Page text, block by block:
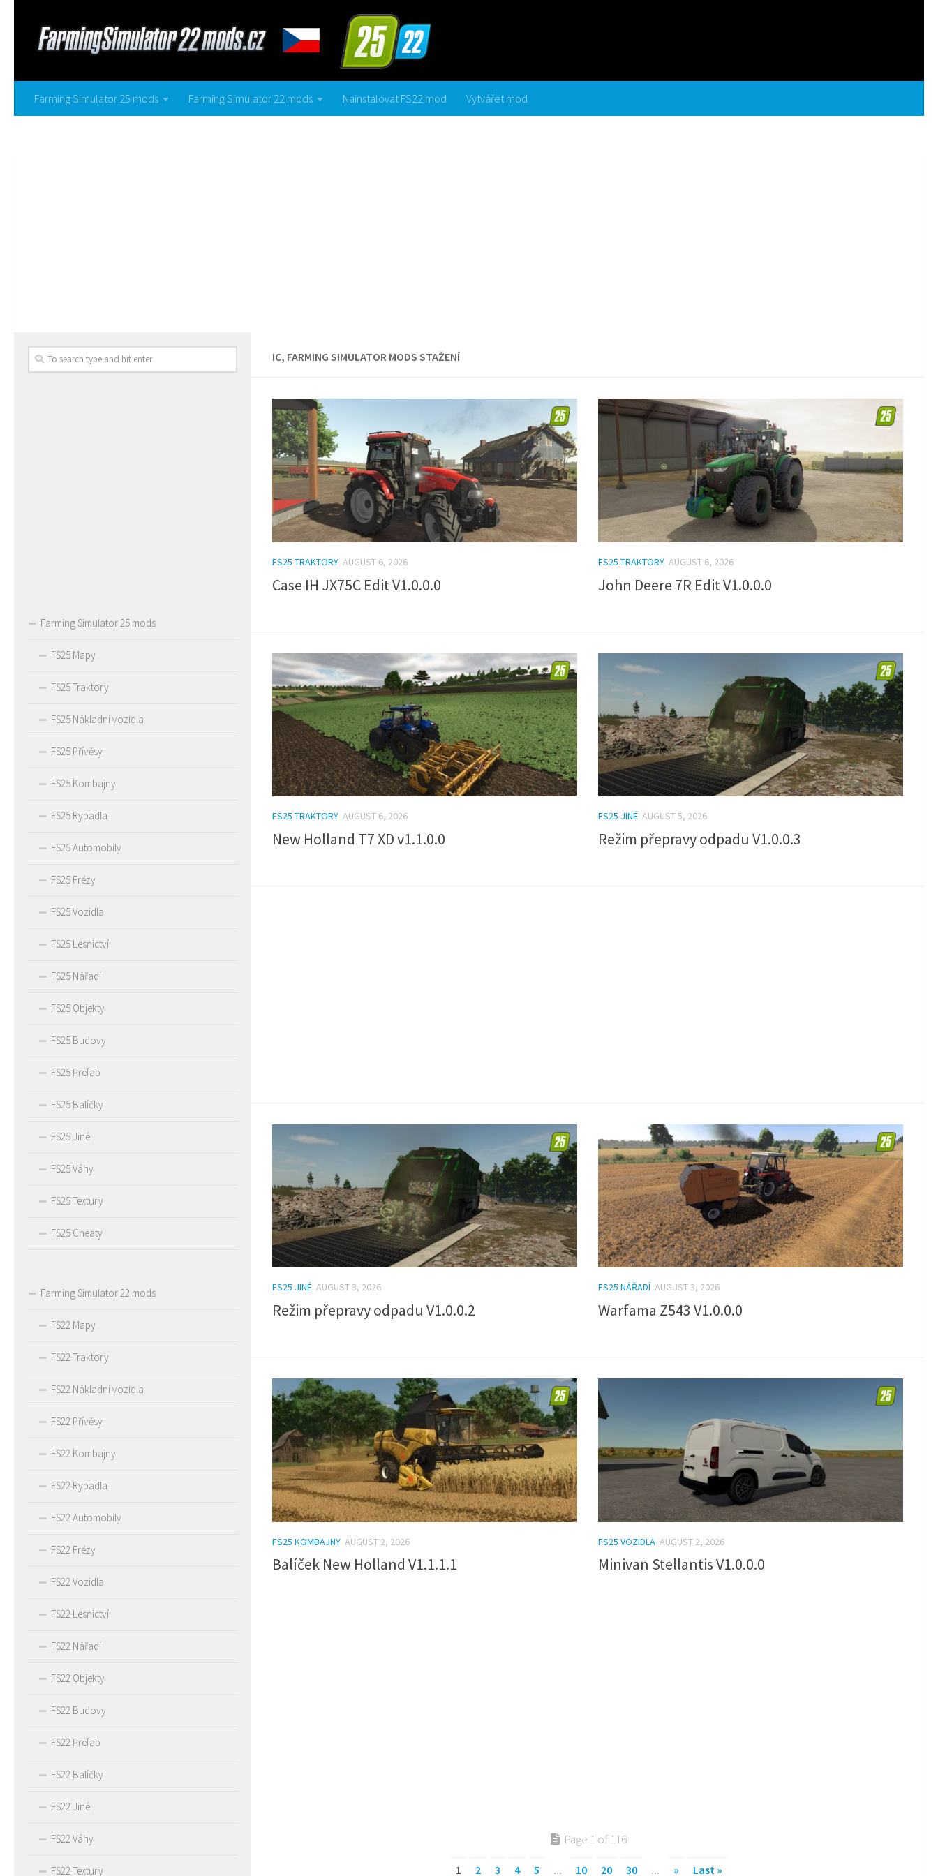
Farming Simulator 25 mods Farming Simulator 22 mods Nainstalovat FS22 mod Vytvářet mod
IC, FARMING SIMULATOR MODS STAŽENÍ
FS25 TRAKTORY AUGUST 6, 2026
Case IH JX75C Edit V1.0.0.0
FS25 TRAKTORY AUGUST 6, 2026
John Deere 7R Edit V1.0.0.0
FS25 TRAKTORY AUGUST 6, 2026
New Holland T7 XD v1.1.0.0
FS25 JINÉ AUGUST 5, 2026
Režim přepravy odpadu V1.0.0.3
FS25 JINÉ AUGUST 3, 2026
Režim přepravy odpadu V1.0.0.2
FS25 NÁŘADÍ AUGUST 3, 2026
Warfama Z543 V1.0.0.0
FS25 KOMBAJNY AUGUST 2, 2026
Balíček New Holland V1.1.1.1
FS25 VOZIDLA AUGUST 2, 2026
Minivan Stellantis V1.0.0.0
Page 1 of 116
1 2 3 4 5 ... 10 20 30 ... » Last »
Farming Simulator 25 mods
FS25 Mapy
FS25 Traktory
FS25 Nákladní vozidla
FS25 Přívěsy
FS25 Kombajny
FS25 Rypadla
FS25 Automobily
FS25 Frézy
FS25 Vozidla
FS25 Lesnictví
FS25 Nářadí
FS25 Objekty
FS25 Budovy
FS25 Prefab
FS25 Balíčky
FS25 Jiné
FS25 Váhy
FS25 Textury
FS25 Cheaty
Farming Simulator 22 mods
FS22 Mapy
FS22 Traktory
FS22 Nákladní vozidla
FS22 Přívěsy
FS22 Kombajny
FS22 Rypadla
FS22 Automobily
FS22 Frézy
FS22 Vozidla
FS22 Lesnictví
FS22 Nářadí
FS22 Objekty
FS22 Budovy
FS22 Prefab
FS22 Balíčky
FS22 Jiné
FS22 Váhy
FS22 Textury